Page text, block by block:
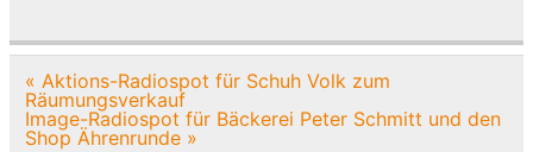
Beitragsnavigation
« Aktions-Radiospot für Schuh Volk zum
Räumungsverkauf
Image-Radiospot für Bäckerei Peter Schmitt und den
Shop Ährenrunde »